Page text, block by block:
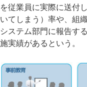
を従業員に実際に送付
いてしまう）率や、組
システム部門に報告す
施実績があるという。